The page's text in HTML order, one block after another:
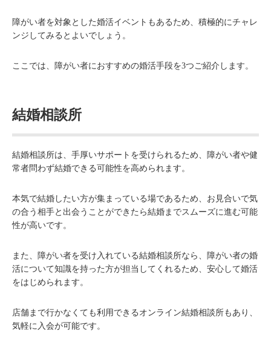
障がい者を対象とした婚活イベントもあるため、積極的にチャレ
ンジしてみるとよいでしょう。
ここでは、障がい者におすすめの婚活手段を3つご紹介します。
結婚相談所
結婚相談所は、手厚いサポートを受けられるため、障がい者や健
常者問わず結婚できる可能性を高められます。
本気で結婚したい方が集まっている場であるため、お見合いで気
の合う相手と出会うことができたら結婚までスムーズに進む可能
性が高いです。
また、障がい者を受け入れている結婚相談所なら、障がい者の婚
活について知識を持った方が担当してくれるため、安心して婚活
をはじめられます。
店舗まで行かなくても利用できるオンライン結婚相談所もあり、
気軽に入会が可能です。